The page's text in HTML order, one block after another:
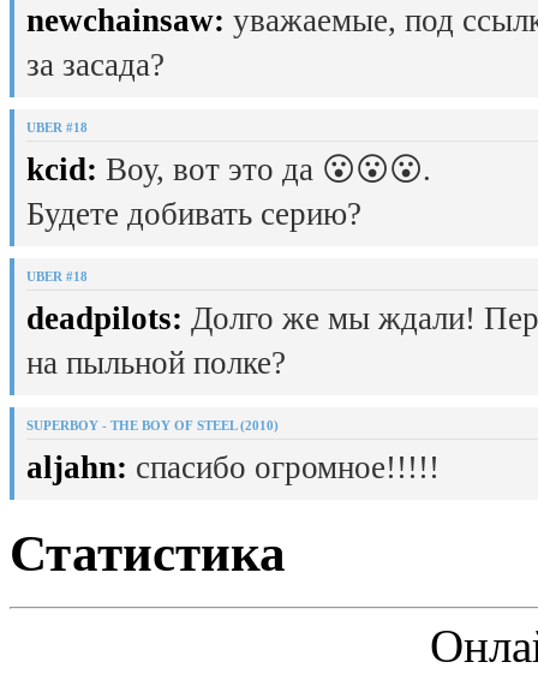
newchainsaw: уважаемые, под
за засада?
UBER #18
kcid: Воу, вот это да 😮😮😮.
Будете добивать серию?
UBER #18
deadpilots: Долго же мы ждали!
на пыльной полке?
SUPERBOY - THE BOY OF STEEL (2010)
aljahn: спасибо огромное!!!!!
Статистика